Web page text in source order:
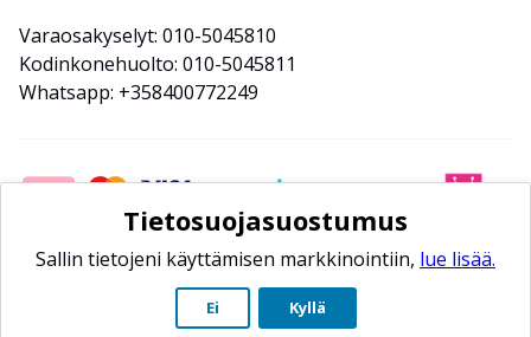
Varaosakyselyt: 010-5045810
Kodinkonehuolto: 010-5045811
Whatsapp: +358400772249
Tietosuojasuostumus
Sallin tietojeni käyttämisen markkinointiin, lue lisää.
Ei Kyllä